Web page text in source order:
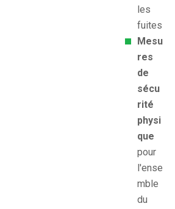
les
fuites
Mesu
res
de
sécu
rité
physi
que
pour
l'ense
mble
du